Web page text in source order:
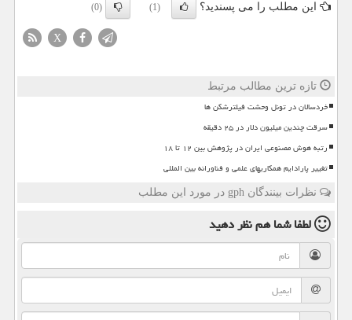
این مطلب را می پسندید؟ (1)
(0)
X
تازه ترین مطالب مرتبط
خردسالان در تونل وحشت فیلترشکن ها
سرقت چندین میلیون دلار در ۲۵ دقیقه
رتبه هوش مصنوعی ایران در پژوهش بین ۱۲ تا ۱۸
تغییر پارادایم همکاریهای علمی و فناورانه بین المللی
نظرات بینندگان gph در مورد این مطلب
لطفا شما همنظر دهید